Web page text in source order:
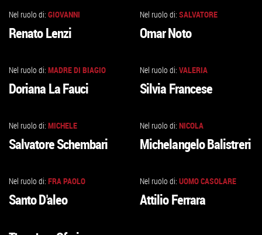
ALLA
Nel ruolo di: GIOVANNI
Renato Lenzi
ALLA
Nel ruolo di: SALVATORE
Omar Noto
ALLA
Nel ruolo di: MADRE DI BIAGIO
Doriana La Fauci
ALLA
Nel ruolo di: VALERIA
Silvia Francese
ALLA
Nel ruolo di: MICHELE
Salvatore Schembari
ALLA
Nel ruolo di: NICOLA
Michelangelo Balistreri
ALLA
Nel ruolo di: FRA PAOLO
Santo D'aleo
ALLA
Nel ruolo di: UOMO CASOLARE
Attilio Ferrara